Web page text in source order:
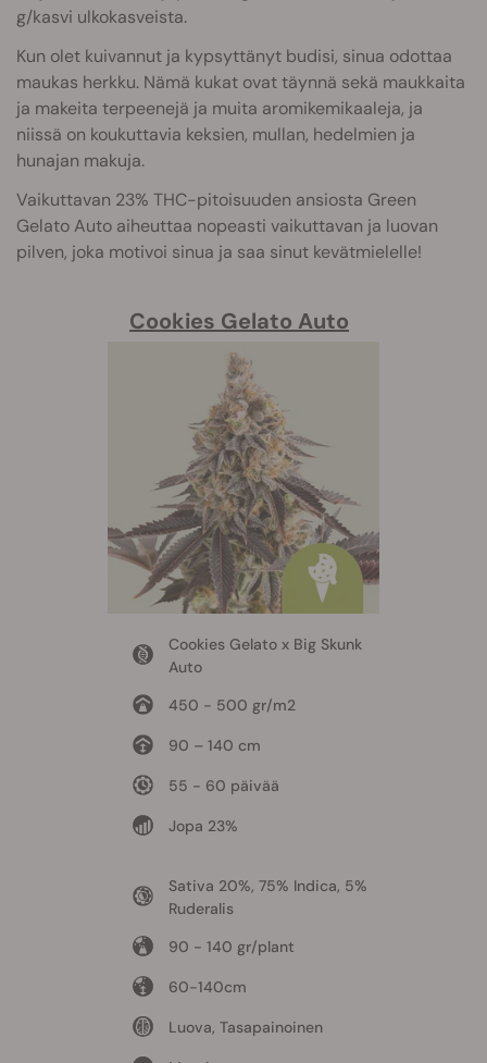
g/kasvi ulkokasveista.
Kun olet kuivannut ja kypsyttänyt budisi, sinua odottaa
maukas herkku. Nämä kukat ovat täynnä sekä maukkaita
ja makeita terpeenejä ja muita aromikemikaaleja, ja
niissä on koukuttavia keksien, mullan, hedelmien ja
hunajan makuja.
Vaikuttavan 23% THC-pitoisuuden ansiosta Green
Gelato Auto aiheuttaa nopeasti vaikuttavan ja luovan
pilven, joka motivoi sinua ja saa sinut kevätmielelle!
Cookies Gelato Auto
Cookies Gelato x Big Skunk
Auto
450 - 500 gr/m2
90 – 140 cm
55 - 60 päivää
Jopa 23%
Sativa 20%, 75% Indica, 5%
Ruderalis
90 - 140 gr/plant
60-140cm
Luova, Tasapainoinen